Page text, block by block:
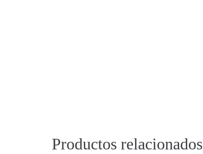
Productos relacionados